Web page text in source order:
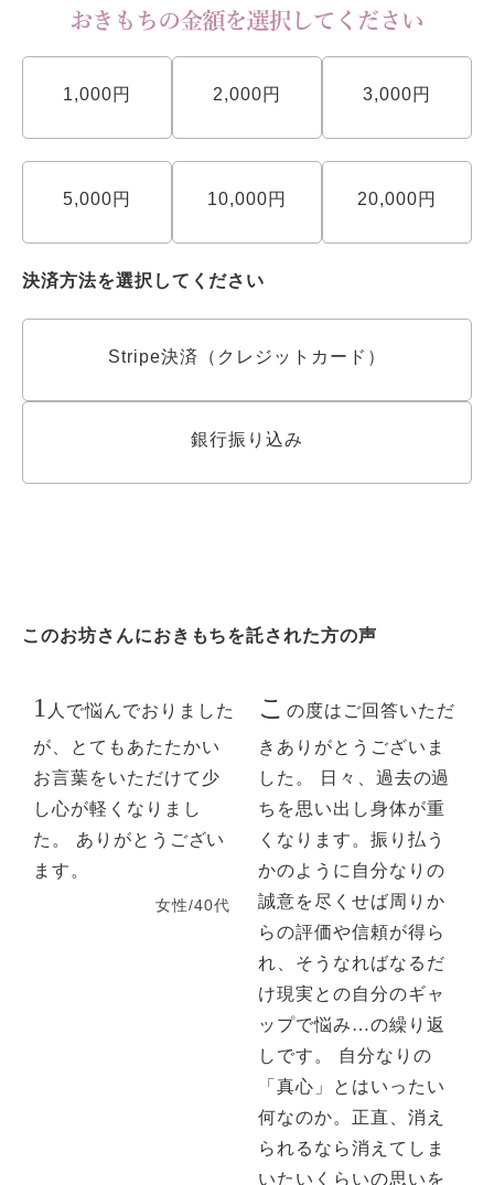
1,000円 2,000円 3,000円
5,000円 10,000円 20,000円
決済方法を選択してください
Stripe決済（クレジットカード）
銀行振り込み
このお坊さんにおきもちを託された方の声
1 人で悩んでおりました
が、とてもあたたかい
お言葉をいただけて少
し心が軽くなりまし
た。 ありがとうござい
ます。
女性/40代
こ の度はご回答いただ
きありがとうございま
した。 日々、過去の過
ちを思い出し身体が重
くなります。振り払う
かのように自分なりの
誠意を尽くせば周りか
らの評価や信頼が得ら
れ、そうなればなるだ
け現実との自分のギャ
ップで悩み…の繰り返
しです。 自分なりの
「真心」とはいったい
何なのか。正直、消え
られるなら消えてしま
いたいくらいの思いを